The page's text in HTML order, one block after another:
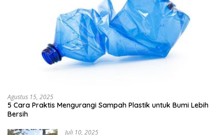
Agustus 15, 2025
5 Cara Praktis Mengurangi Sampah Plastik untuk Bumi Lebih
Bersih
Juli 10, 2025